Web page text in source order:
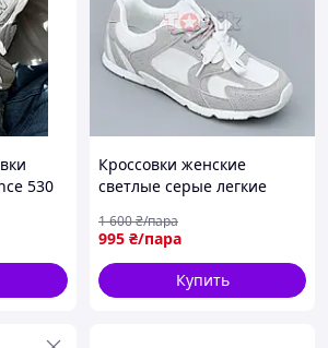
530
Кроссовки женские
светлые серые легкие
легкі (Код: S3692)
995 ₴/пара
1 600₴/пара
Купить